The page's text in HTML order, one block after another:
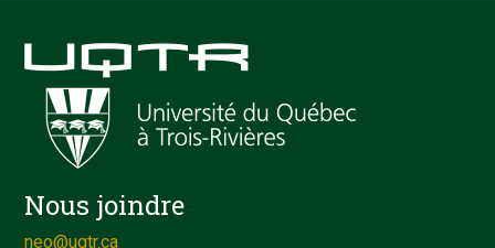
Nous joindre
neo@uqtr.ca